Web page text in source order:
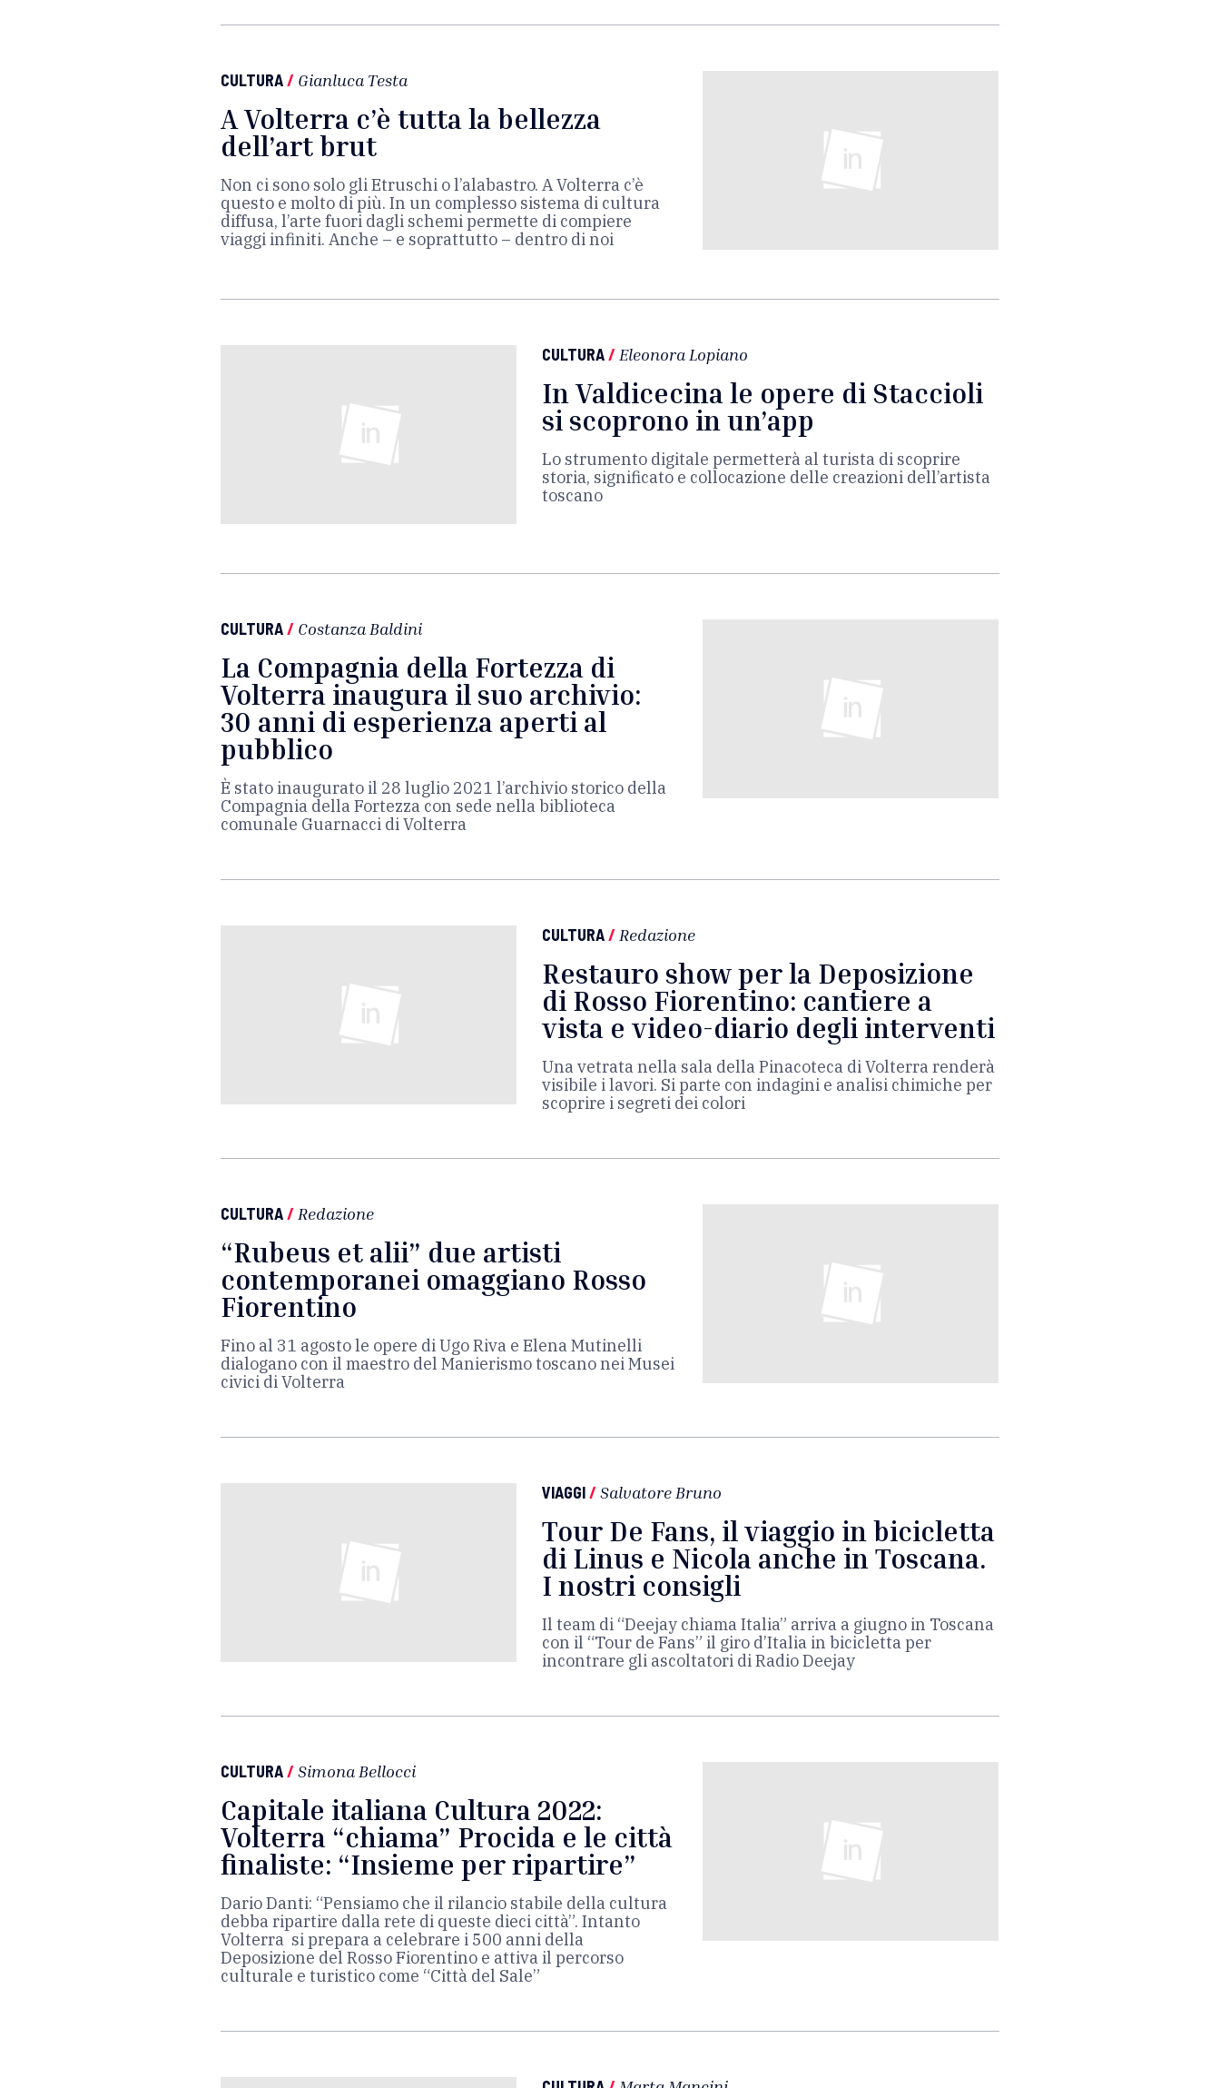
CULTURA/ Gianluca Testa
A Volterra c’è tutta la bellezza
dell’art brut
Non ci sono solo gli Etruschi o l’alabastro. A Volterra c’è
questo e molto di più. In un complesso sistema di cultura
diffusa, l’arte fuori dagli schemi permette di compiere
viaggi infiniti. Anche – e soprattutto – dentro di noi
CULTURA/ Eleonora Lopiano
In Valdicecina le opere di Staccioli
si scoprono in un’app
Lo strumento digitale permetterà al turista di scoprire
storia, significato e collocazione delle creazioni dell’artista
toscano
CULTURA/ Costanza Baldini
La Compagnia della Fortezza di
Volterra inaugura il suo archivio:
30 anni di esperienza aperti al
pubblico
È stato inaugurato il 28 luglio 2021 l’archivio storico della
Compagnia della Fortezza con sede nella biblioteca
comunale Guarnacci di Volterra
CULTURA/ Redazione
Restauro show per la Deposizione
di Rosso Fiorentino: cantiere a
vista e video-diario degli interventi
Una vetrata nella sala della Pinacoteca di Volterra renderà
visibile i lavori. Si parte con indagini e analisi chimiche per
scoprire i segreti dei colori
CULTURA/ Redazione
“Rubeus et alii” due artisti
contemporanei omaggiano Rosso
Fiorentino
Fino al 31 agosto le opere di Ugo Riva e Elena Mutinelli
dialogano con il maestro del Manierismo toscano nei Musei
civici di Volterra
VIAGGI/ Salvatore Bruno
Tour De Fans, il viaggio in bicicletta
di Linus e Nicola anche in Toscana.
I nostri consigli
Il team di “Deejay chiama Italia” arriva a giugno in Toscana
con il “Tour de Fans” il giro d’Italia in bicicletta per
incontrare gli ascoltatori di Radio Deejay
CULTURA/ Simona Bellocci
Capitale italiana Cultura 2022:
Volterra “chiama” Procida e le città
finaliste: “Insieme per ripartire”
Dario Danti: “Pensiamo che il rilancio stabile della cultura
debba ripartire dalla rete di queste dieci città”. Intanto
Volterra si prepara a celebrare i 500 anni della
Deposizione del Rosso Fiorentino e attiva il percorso
culturale e turistico come “Città del Sale”